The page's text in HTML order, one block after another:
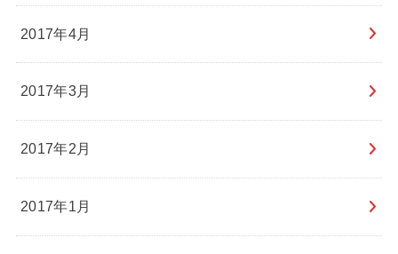
2017年4月
2017年3月
2017年2月
2017年1月